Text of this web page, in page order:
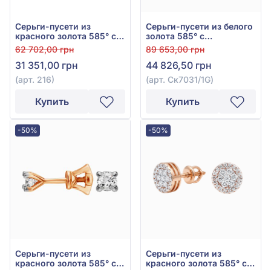
Серьги-пусети из
красного золота 585° с
прозрачным
бриллиантом 0,102ct и
чёрным бриллиантом
0,14ct, арт. 216
62 702,00 грн
31 351,00 грн
(арт. 216)
Купить
Серьги-пусети из белого
золота 585° с
бриллиантом 0,38ct, арт.
Ск7031/1G
89 653,00 грн
44 826,50 грн
(арт. Ск7031/1G)
Купить
-50%
Серьги-пусети из
красного золота 585° с
-50%
Серьги-пусети из
красного золота 585° с